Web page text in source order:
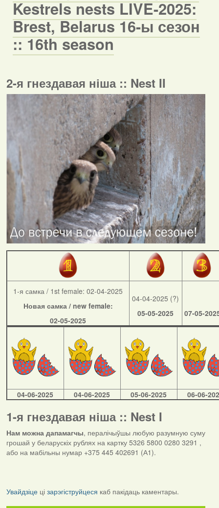
Kestrels nests LIVE-2025:
Brest, Belarus 16-ы сезон
:: 16th season
2-я гнездавая ніша :: Nest II
1-я самка / 1st female: 02-04-2025
Новая самка / new female:
02-05-2025
04-04-2025 (?)
05-05-2025
07-05-
04-06-2025 04-06-2025 05-06-2025 06-06-
1-я гнездавая ніша :: Nest I
Нам можна дапамагчы, пералічыўшы любую разумную суму
грошай у беларускіх рублях на картку 5326 5800 0280 3291 ,
або на мабільны нумар +375 445 402691 (А1).
Увайдзіцеці зарэгіструйцеся каб пакідаць каментары.